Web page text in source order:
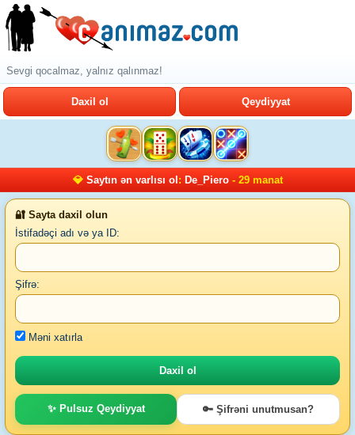
Sevgi qocalmaz, yalnız qalınmaz!
Daxil ol Qeydiyyat
💎 Saytın ən varlısı ol : De_Piero- 29 manat
🔐 Sayta daxil olun
İstifadəçi adı və ya ID:
Şifrə:
Məni xatırla
✨ Pulsuz Qeydiyyat 🔑 Şifrəni unutmusan?